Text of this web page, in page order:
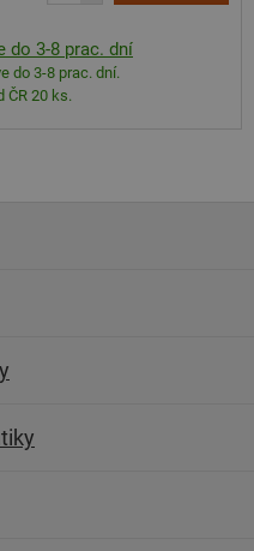
do 3-8 prac. dní
do 3-8 prac. dní.
ČR 20 ks.